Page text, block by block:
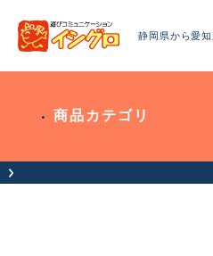
静岡県から愛
商品カテゴリ